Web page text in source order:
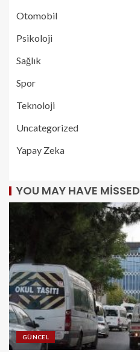
Otomobil
Psikoloji
Sağlık
Spor
Teknoloji
Uncategorized
Yapay Zeka
YOU MAY HAVE MISSED
GÜNCEL